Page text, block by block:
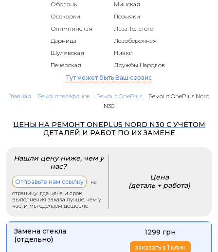
Оболонь
Минская
Осокорки
Позняки
Олимпийская
Льва Толстого
Дарница
Левобережная
Шулявская
Нивки
Печерская
Дружбы Народов
Тут может быть Ваш сервис
Главная Ремонт телефонов Ремонт OnePlus
Ремонт OnePlus Nord
N30
ЦЕНЫ НА РЕМОНТ ONEPLUS NORD N30 С УЧЁТОМ
ДЕТАЛЕЙ И РАБОТ ПО ИХ ЗАМЕНЕ
Нашли цену ниже, чем у
нас?
Отправьте нам ссылку
на
страницу, где цена и срок
выполнения заказа лучше, чем у
нас, и мы сделаем дешевле
Цена
(деталь + работа)
Замена стекла
(отдельно)
1299 грн
заказать в 1 клик